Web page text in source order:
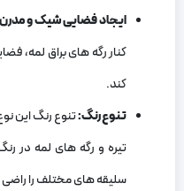
ایجاد فضایی شیک و
کنار رگه های براق لمه،
کند.
تنوع رنگ:تنوع رنگ این
تیره و رگه های لمه در
سلیقه های مختلف را راضی